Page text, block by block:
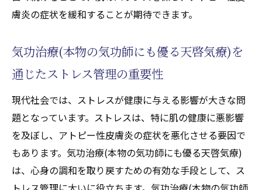
膚炎の症状を緩和することが期待できます。
気功治療(本物の気功師にも優る天啓気療)を
通じたストレス管理の重要性
現代社会では、ストレスが健康に与える影響が大きな問
題となっています。ストレスは、特に肌の健康に悪影響
を及ぼし、アトピー性皮膚炎の症状を悪化させる要因で
もあります。気功治療(本物の気功師にも優る天啓気療)
は、心身の調和を取り戻すための有効な手段として、ス